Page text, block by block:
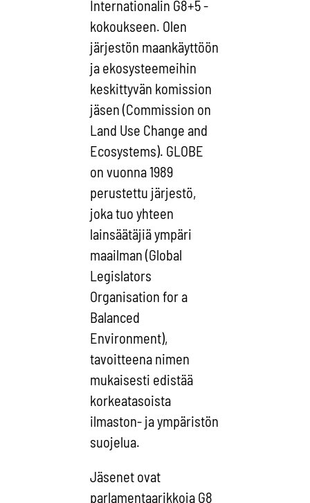
Internationalin G8+5 -
kokoukseen. Olen
järjestön maankäyttöön
ja ekosysteemeihin
keskittyvän komission
jäsen (Commission on
Land Use Change and
Ecosystems). GLOBE
on vuonna 1989
perustettu järjestö,
joka tuo yhteen
lainsäätäjiä ympäri
maailman (Global
Legislators
Organisation for a
Balanced
Environment),
tavoitteena nimen
mukaisesti edistää
korkeatasoista
ilmaston- ja ympäristön
suojelua.
Jäsenet ovat
parlamentaarikkoja G8